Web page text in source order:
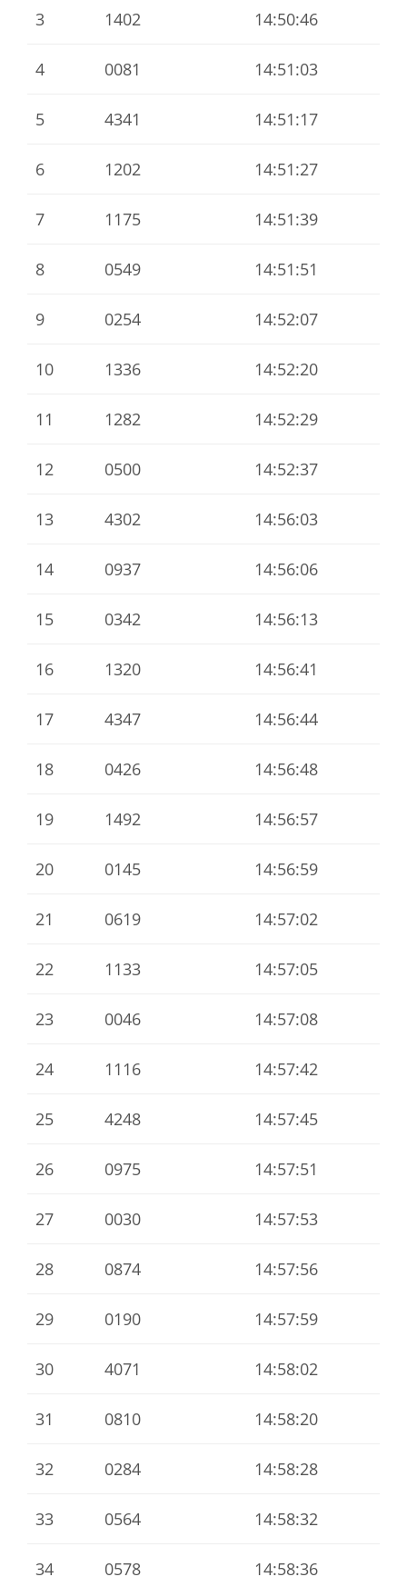
3 1402 14:50:46
4 0081 14:51:03
5 4341 14:51:17
6 1202 14:51:27
7 1175 14:51:39
8 0549 14:51:51
9 0254 14:52:07
10 1336 14:52:20
11 1282 14:52:29
12 0500 14:52:37
13 4302 14:56:03
14 0937 14:56:06
15 0342 14:56:13
16 1320 14:56:41
17 4347 14:56:44
18 0426 14:56:48
19 1492 14:56:57
20 0145 14:56:59
21 0619 14:57:02
22 1133 14:57:05
23 0046 14:57:08
24 1116 14:57:42
25 4248 14:57:45
26 0975 14:57:51
27 0030 14:57:53
28 0874 14:57:56
29 0190 14:57:59
30 4071 14:58:02
31 0810 14:58:20
32 0284 14:58:28
33 0564 14:58:32
34 0578 14:58:36